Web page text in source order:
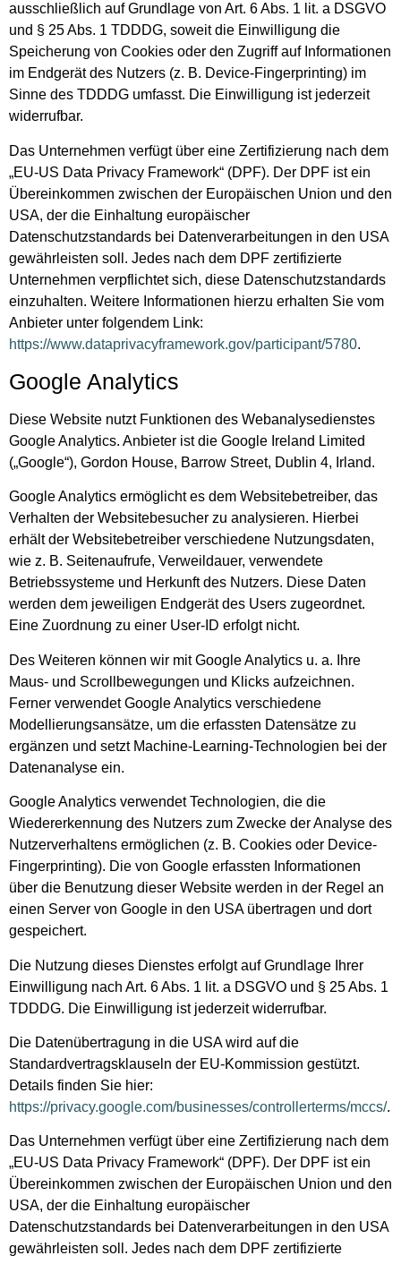
ausschließlich auf Grundlage von Art. 6 Abs. 1 lit. a DSGVO
und § 25 Abs. 1 TDDDG, soweit die Einwilligung die
Speicherung von Cookies oder den Zugriff auf Informationen
im Endgerät des Nutzers (z. B. Device-Fingerprinting) im
Sinne des TDDDG umfasst. Die Einwilligung ist jederzeit
widerrufbar.
Das Unternehmen verfügt über eine Zertifizierung nach dem
„EU-US Data Privacy Framework“ (DPF). Der DPF ist ein
Übereinkommen zwischen der Europäischen Union und den
USA, der die Einhaltung europäischer
Datenschutzstandards bei Datenverarbeitungen in den USA
gewährleisten soll. Jedes nach dem DPF zertifizierte
Unternehmen verpflichtet sich, diese Datenschutzstandards
einzuhalten. Weitere Informationen hierzu erhalten Sie vom
Anbieter unter folgendem Link:
https://www.dataprivacyframework.gov/participant/5780.
Google Analytics
Diese Website nutzt Funktionen des Webanalysedienstes
Google Analytics. Anbieter ist die Google Ireland Limited
(„Google“), Gordon House, Barrow Street, Dublin 4, Irland.
Google Analytics ermöglicht es dem Websitebetreiber, das
Verhalten der Websitebesucher zu analysieren. Hierbei
erhält der Websitebetreiber verschiedene Nutzungsdaten,
wie z. B. Seitenaufrufe, Verweildauer, verwendete
Betriebssysteme und Herkunft des Nutzers. Diese Daten
werden dem jeweiligen Endgerät des Users zugeordnet.
Eine Zuordnung zu einer User-ID erfolgt nicht.
Des Weiteren können wir mit Google Analytics u. a. Ihre
Maus- und Scrollbewegungen und Klicks aufzeichnen.
Ferner verwendet Google Analytics verschiedene
Modellierungsansätze, um die erfassten Datensätze zu
ergänzen und setzt Machine-Learning-Technologien bei der
Datenanalyse ein.
Google Analytics verwendet Technologien, die die
Wiedererkennung des Nutzers zum Zwecke der Analyse des
Nutzerverhaltens ermöglichen (z. B. Cookies oder Device-
Fingerprinting). Die von Google erfassten Informationen
über die Benutzung dieser Website werden in der Regel an
einen Server von Google in den USA übertragen und dort
gespeichert.
Die Nutzung dieses Dienstes erfolgt auf Grundlage Ihrer
Einwilligung nach Art. 6 Abs. 1 lit. a DSGVO und § 25 Abs. 1
TDDDG. Die Einwilligung ist jederzeit widerrufbar.
Die Datenübertragung in die USA wird auf die
Standardvertragsklauseln der EU-Kommission gestützt.
Details finden Sie hier:
https://privacy.google.com/businesses/controllerterms/mccs/.
Das Unternehmen verfügt über eine Zertifizierung nach dem
„EU-US Data Privacy Framework“ (DPF). Der DPF ist ein
Übereinkommen zwischen der Europäischen Union und den
USA, der die Einhaltung europäischer
Datenschutzstandards bei Datenverarbeitungen in den USA
gewährleisten soll. Jedes nach dem DPF zertifizierte